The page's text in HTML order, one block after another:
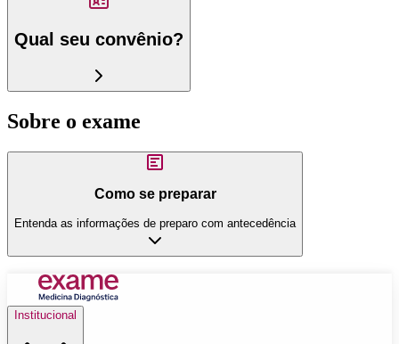
Qual seu convênio?
Sobre o exame
Como se preparar
Entenda as informações de preparo com antecedência
Institucional